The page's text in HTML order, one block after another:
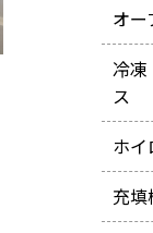
オー
冷凍
ス
ホイ
充填